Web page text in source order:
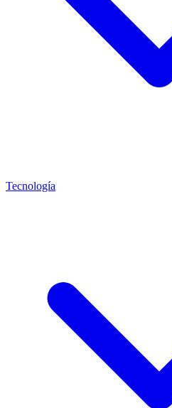
Tecnología